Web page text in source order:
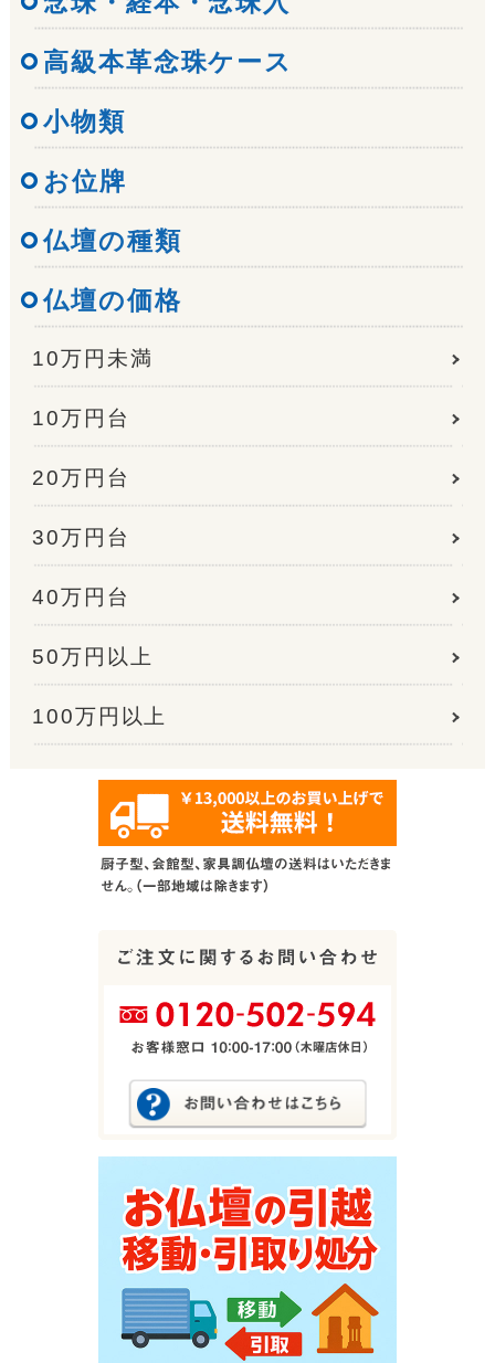
高級本革念珠ケース
小物類
お位牌
仏壇の種類
仏壇の価格
10万円未満
10万円台
20万円台
30万円台
40万円台
50万円以上
100万円以上